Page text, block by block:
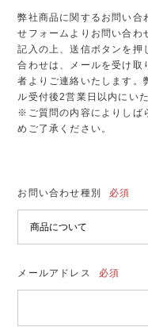
弊社商品に関するお問い合
せフォームよりお問い合わ
記入の上、送信ボタンを押
合わせは、メールを受け取
者よりご連絡いたします。
ル受付後2営業日以内にいた
※ご質問の内容によりしば
めご了承ください。
お問い合わせ種別 必須
メールアドレス 必須